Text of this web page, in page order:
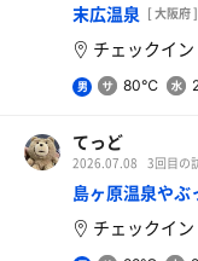
末広温泉 [ 大阪府 ]
チェックイン
男 80℃
てっど
2026.07.08 3回目の
島ヶ原温泉やぶ
チェックイン